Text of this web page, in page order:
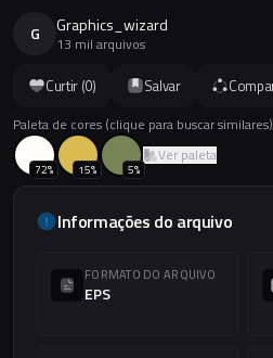
Curtir (0) Salvar
Paleta de cores (clique para buscar
72% 15% 5%
Ver paleta
Informações do arquivo
FORMATO DO ARQUIVO
EPS
G Graphics_wizard
13 mil arquivos